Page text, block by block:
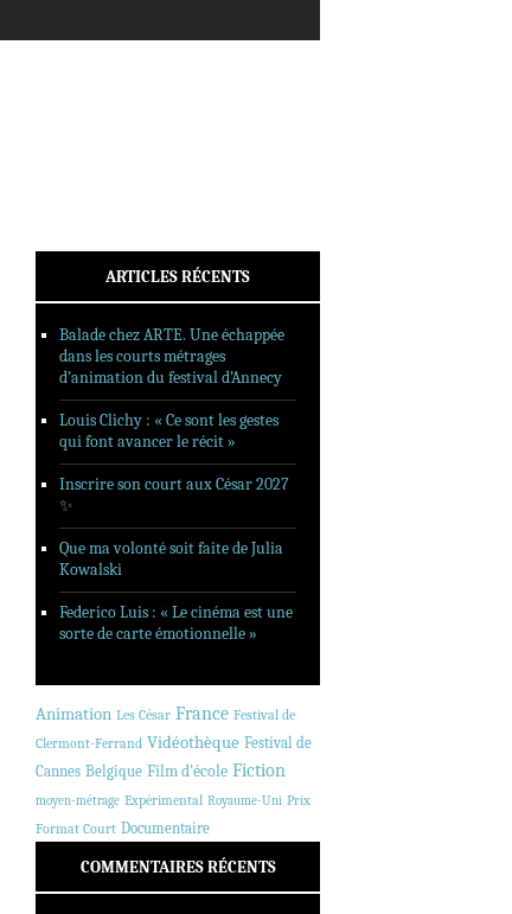
FORMATS LONGS
ARTICLES RÉCENTS
Balade chez ARTE. Une échappée
dans les courts métrages
d’animation du festival d’Annecy
Louis Clichy : « Ce sont les gestes
qui font avancer le récit »
Inscrire son court aux César 2027
✨
Que ma volonté soit faite de Julia
Kowalski
Federico Luis : « Le cinéma est une
sorte de carte émotionnelle »
Animation Les César France Festival de
Clermont-Ferrand Vidéothèque Festival de
Cannes Belgique Film d'école Fiction
moyen-métrage Expérimental Royaume-Uni Prix
Format Court Documentaire
COMMENTAIRES RÉCENTS